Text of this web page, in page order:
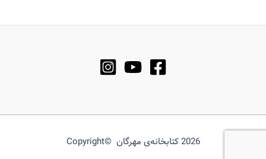
2026 کتابخانه‌ی مهرگان ©Copyright